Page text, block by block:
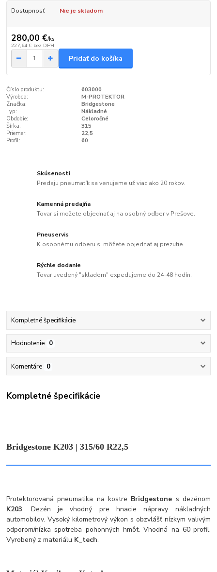
Dostupnosť Nie je skladom
280,00 €/ks
227,64 € bez DPH
Pridať do košíka
Číslo produktu:
603000
Výrobca:
M-PROTEKTOR
Značka:
Bridgestone
Typ:
Nákladné
Obdobie:
Celoročné
Šírka:
315
Priemer:
22,5
Profil:
60
Skúsenosti
Predaju pneumatík sa venujeme už viac ako 20 rokov.
Kamenná predajňa
Tovar si možete objednať aj na osobný odber v Prešove.
Pneuservis
K osobnému odberu si môžete objednať aj prezutie.
Rýchle dodanie
Tovar uvedený "skladom" expedujeme do 24-48 hodín.
Kompletné špecifikácie
Hodnotenie 0
Komentáre 0
Kompletné špecifikácie
Bridgestone K203 | 315/60 R22,5
Protektorovaná pneumatika na kostre Bridgestone s dezénom
K203. Dezén je vhodný pre hnacie nápravy nákladných
automobilov. Vysoký kilometrový výkon s obzvlášť nízkym valivým
odporom/nízka spotreba pohonných hmôt. Vhodná na 60-profil.
Vyrobený z materiálu K_tech.